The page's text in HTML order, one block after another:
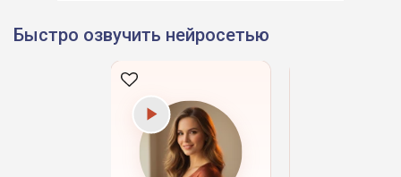
Быстро озвучить нейросетью